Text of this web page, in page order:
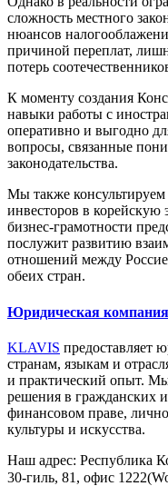
сложность местного
нюансов
причиной переплат,
потерь
К моменту создания
навыки работы с
оперативно и выгодно
вопросы, связанные
законодательства.
Мы также
инвесторов в
бизнес-грамотности
послужит развитию
отношений между
обеих стран.
Юридическая
KLAVIS предоставляет
странам, языкам и
и практический опыт.
решения в гражданских
финансовом праве,
культуры и искусства.
Наш адрес: Республика
30-гиль, 81, офис